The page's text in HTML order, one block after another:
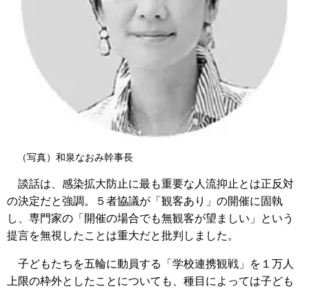
（写真）和泉なおみ幹事長
談話は、感染拡大防止に最も重要な人流抑止とは正反対
の決定だと強調。５者協議が「観客あり」の開催に固執
し、専門家の「開催の場合でも無観客が望ましい」という
提言を無視したことは重大だと批判しました。
子どもたちを五輪に動員する「学校連携観戦」を１万人
上限の枠外としたことについても、種目によっては子ども